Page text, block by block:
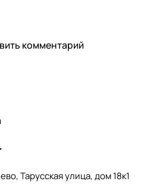
комментарий
Тарусская улица, дом 18к1